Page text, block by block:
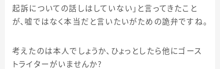
起訴についての話しはしていない」と言ってきたこと
が、嘘ではなく本当だと言いたいがための詭弁ですね。
考えたのは本人でしょうか、ひょっとしたら他にゴース
トライターがいませんか？